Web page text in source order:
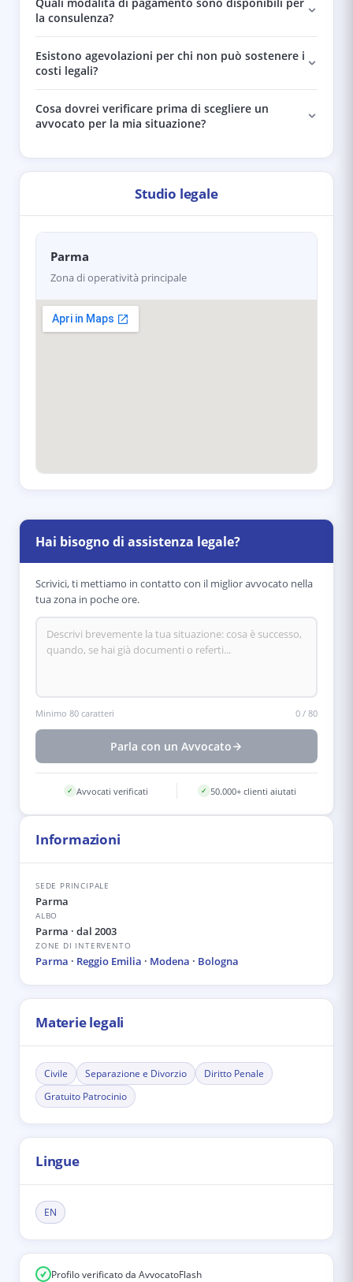
la consulenza?
Esistono agevolazioni per chi non può sostenere i
costi legali?
Cosa dovrei verificare prima di scegliere un
avvocato per la mia situazione?
Studio legale
Parma
Zona di operatività principale
Hai bisogno di assistenza legale?
Scrivici, ti mettiamo in contatto con il miglior avvocato nella
tua zona in poche ore.
Minimo 80 caratteri 0 / 80
Parla con un Avvocato
✓ Avvocati verificati ✓ 50.000+ clienti aiutati
Informazioni
SEDE PRINCIPALE
Parma
ALBO
Parma · dal 2003
ZONE DI INTERVENTO
Parma · Reggio Emilia · Modena · Bologna
Materie legali
Civile Separazione e Divorzio
Diritto Penale
Gratuito Patrocinio
Lingue
EN
Profilo verificato da AvvocatoFlash